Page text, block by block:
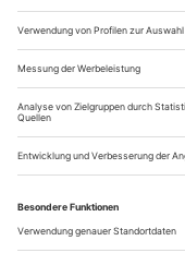
Trapp, trapp, trapp
Offenbach: Die
OffenbachsOpéra
Schatten
einer. Musikalisch
Chören («Sie
trappen!») und
Champs-Élysées»
ist....